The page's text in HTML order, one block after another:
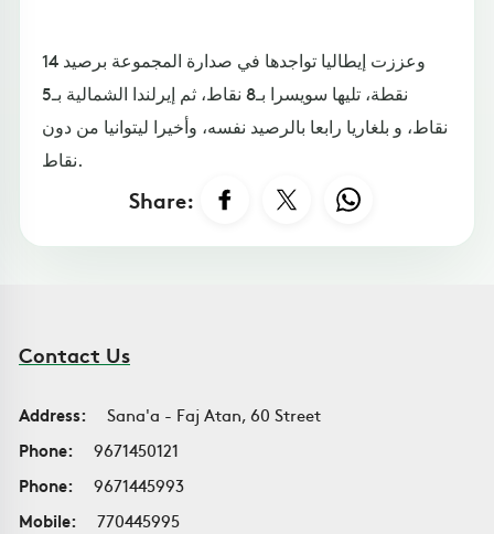
وعززت إيطاليا تواجدها في صدارة المجموعة برصيد 14
نقطة، تليها سويسرا بـ8 نقاط، ثم إيرلندا الشمالية بـ5
نقاط، و بلغاريا رابعا بالرصيد نفسه، وأخيرا ليتوانيا من دون
نقاط.
Share:
Contact Us
Address:
Sana'a - Faj Atan, 60 Street
Phone:
9671450121
Phone:
9671445993
Mobile:
770445995